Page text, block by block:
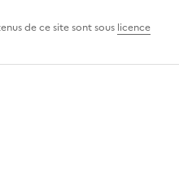
de ce site sont sous licence